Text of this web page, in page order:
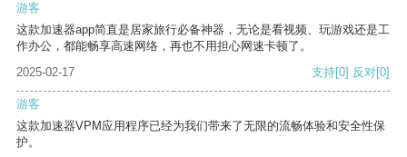
游客
这款加速器app简直是居家旅行必备神器，无论是看视频、玩游戏还是工
作办公，都能畅享高速网络，再也不用担心网速卡顿了。
2025-02-17
支持[0] 反对[0]
游客
这款加速器VPM应用程序已经为我们带来了无限的流畅体验和安全性保
护。